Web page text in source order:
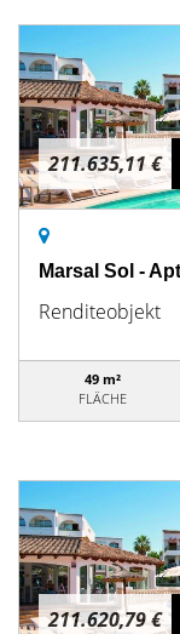
211.635,11 €
Marsal Sol -
Renditeobjekt
49 m²
FLÄCHE
211.620,79 €